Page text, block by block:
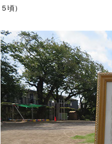
頃）